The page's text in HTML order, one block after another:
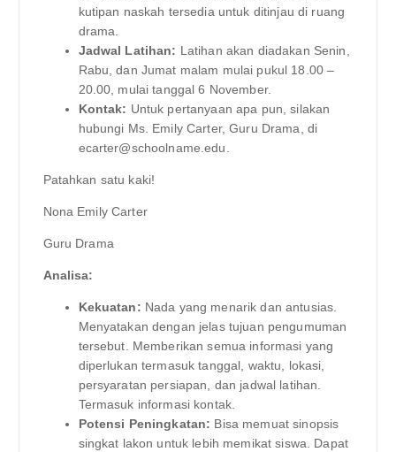
kutipan naskah tersedia untuk ditinjau di ruang
drama.
Jadwal Latihan: Latihan akan diadakan Senin,
Rabu, dan Jumat malam mulai pukul 18.00 –
20.00, mulai tanggal 6 November.
Kontak: Untuk pertanyaan apa pun, silakan
hubungi Ms. Emily Carter, Guru Drama, di
ecarter@schoolname.edu
Patahkan satu kaki!
Nona Emily Carter
Guru Drama
Analisa:
Kekuatan: Nada yang menarik dan antusias.
Menyatakan dengan jelas tujuan pengumuman
tersebut. Memberikan semua informasi yang
diperlukan termasuk tanggal, waktu, lokasi,
persyaratan persiapan, dan jadwal latihan.
Termasuk informasi kontak.
Potensi Peningkatan: Bisa memuat sinopsis
singkat lakon untuk lebih memikat siswa. Dapat